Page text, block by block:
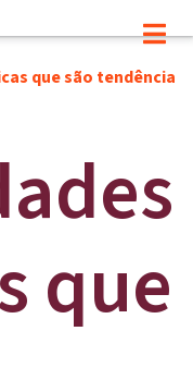
que são tendência
que